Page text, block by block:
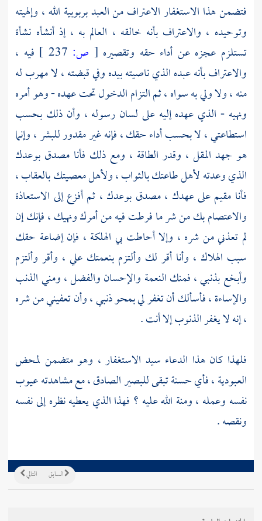
فتضمن هذا الاستغفار الاعتراف من العبد بربوبية الله ، وإلهيته
وتوحيده ، والاعتراف بأنه خالقه ، العالم به ، إذ أنشأه نشأة
تستلزم عجزه عن أداء حقه وتقصيره [ ص:
فيه ،
والاعتراف بأنه عبده الذي ناصيته بيده وفي قبضته ، لا مهرب له
منه ، ولا ولي به سواه ، ثم التزام الدخول تحت عهده - وهو أمره
ونهيه - الذي عهده إليه على لسان رسوله ، وأن ذلك بحسب
استطاعتي ، لا بحسب أداء حقك ، فإنه غير مقدور للبشر ، وإنما
هو جهد المقل ، وقدر الطاقة ، ومع ذلك فأنا مصدق بوعدك
الذي وعدته لأهل طاعتك بالثواب ، ولأهل معصيتك بالعقاب ،
فأنا مقيم على عهدك ، مصدق بوعدك ، ثم أفزع إلى الاستعاذة
والاعتصام بك من شر ما فرطت فيه من أمرك ونهيك ، فإنك إن
لم تعذني من شره ، وإلا أحاطت بي الهلكة ، فإن إضاعة حقك
سبب الهلاك ، وأنا أقر لك وألتزم بنعمتك علي ، وأقر وألتزم
وأبخع بذنبي ، فمنك النعمة والإحسان والفضل ، ومني الذنب
والإساءة ، فأسألك أن تغفر لي بمحو ذنبي ، وأن تعفيني من شره
، إنه لا يغفر الذنوب إلا أنت .
فلهذا كان هذا الدعاء سيد الاستغفار ، وهو متضمن لمحض
العبودية ، فأي حسنة تبقى للبصير الصادق ، مع مشاهدته عيوب
نفسه وعمله ، ومنة الله عليه ؟ فهذا الذي يعطيه نظره إلى نفسه
ونقصه .
التالي السابق